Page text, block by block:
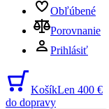
Obľúbené
Porovnanie
Prihlásiť
KošíkLen 400 €
do dopravy